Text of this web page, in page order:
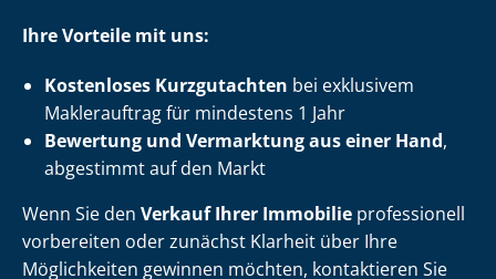
Ihre Vorteile mit uns:
Kostenloses Kurzgutachten bei exklusivem
Maklerauftrag für mindestens 1 Jahr
Bewertung und Vermarktung aus einer Hand,
abgestimmt auf den Markt
Wenn Sie den Verkauf Ihrer Immobilie professionell
vorbereiten oder zunächst Klarheit über Ihre
Möglichkeiten gewinnen möchten, kontaktieren Sie